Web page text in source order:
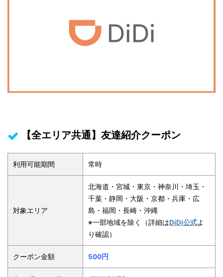
【全エリア共通】友達紹介クーポン
利用可能期間 常時
対象エリア
北海道・宮城・東京・神奈川・埼玉・
千葉・静岡・大阪・京都・兵庫・広
島・福岡・長崎・沖縄
※一部地域を除く（詳細はDiDi公式よ
り確認）
クーポン金額 500円